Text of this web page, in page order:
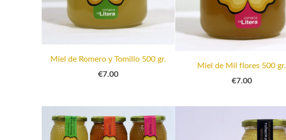
Miel de Romero y Tomillo 500 gr.
€7.00
Miel de Mil flores 500 gr.
€7.00